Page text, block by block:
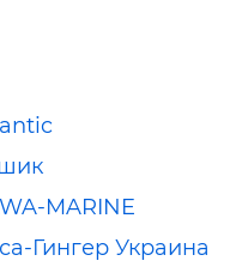
MARINE
Гингер Украина